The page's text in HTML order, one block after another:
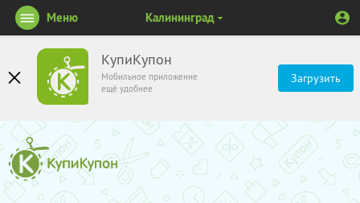
КупиКупон
Мобильное приложение
ещё удобнее
Загрузить
Меню Калининград